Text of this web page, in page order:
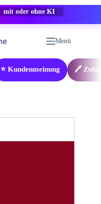
-50% RABATT
Menü
⭐ Kundenmeinung 🖊️